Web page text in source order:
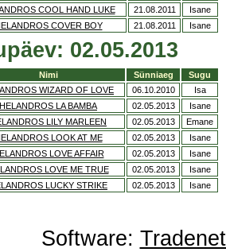
COOL HAND LUKE 21.08.2011
Isane
COVER BOY 21.08.2011 Isane
02.05.2013
Nimi Sünniaeg
Sugu
WIZARD OF LOVE 06.10.2010
Isa
HELANDROS LA BAMBA 02.05.2013
Isane
LILY MARLEEN 02.05.2013
Emane
LOOK AT ME 02.05.2013
Isane
LOVE AFFAIR 02.05.2013
Isane
LOVE ME TRUE 02.05.2013
Isane
LUCKY STRIKE 02.05.2013 Isane
Software: